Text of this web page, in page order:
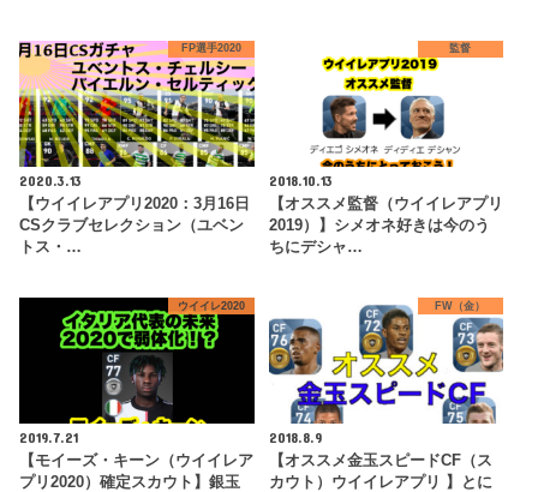
FP選手2020
2020.3.13
【ウイイレアプリ2020：3月16日
CSクラブセレクション（ユベン
トス・…
監督
2018.10.13
【オススメ監督（ウイイレアプリ
2019）】シメオネ好きは今のう
ちにデシャ…
ウイイレ2020
2019.7.21
【モイーズ・キーン（ウイイレア
プリ2020）確定スカウト】銀玉
FW（金）
2018.8.9
【オススメ金玉スピードCF（ス
カウト）ウイイレアプリ 】とに